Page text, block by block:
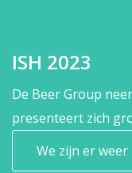
ISH 2023
De Beer Group
presenteert zich
We zijn er weer